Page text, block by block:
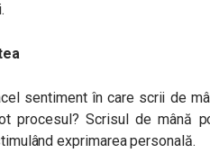
sentiment în care scrii de
procesul? Scrisul de mână
exprimarea personală.